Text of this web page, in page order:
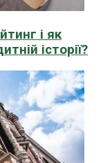
і як
історії?